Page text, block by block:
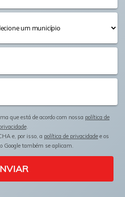
que está de acordo com nossa política de
.
e, por isso, a política de privacidade e os
Google também se aplicam.